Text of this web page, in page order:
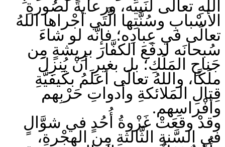
اللهِ تعالى لنَبيِّه، ورِعايةً لصُورةِ
الأسْبابِ وسُنَّتِها الَّتي أجْراها اللهُ
تعالَى في عِبادِه؛ فإنَّه لو شاءَ
سُبحانَه لدفَعَ الكفَّارَ برِيشةٍ مِن
جَناحِ المَلَكِ؛ بل بغيرِ أنْ يُنزِلَ
ملَكًا، واللهُ تعالَى أعلَمُ بكَيفيَّةِ
قِتالِ المَلائكةِ وأدواتِ حَرْبِهم
وأفْراسِهم.
وقدْ وقعَتْ غَزْوةُ أُحُدٍ في شوَّالٍ
في السَّنةِ الثَّالثةِ مِن الهِجْرةِ،